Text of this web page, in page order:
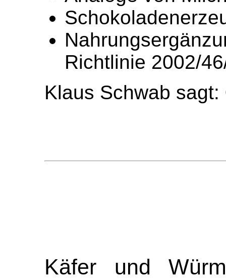
Richtlinie 2002/
Klaus Schwab sagt:
Käfer und